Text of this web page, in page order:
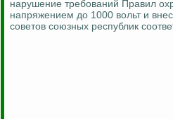
нарушение требований Правил
напряжением до 1000 вольт и
советов союзных республик